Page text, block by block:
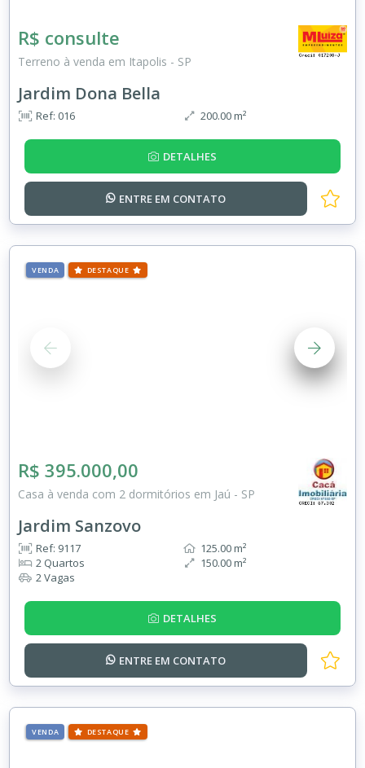
R$ consulte
Terreno à venda em Itapolis - SP
Jardim Dona Bella
Ref: 016 200.00 m²
DETALHES
ENTRE EM CONTATO
VENDA DESTAQUE
R$ 395.000,00
Casa à venda com 2 dormitórios em Jaú - SP
Jardim Sanzovo
Ref: 9117
2 Quartos
2 Vagas
125.00 m²
150.00 m²
DETALHES
ENTRE EM CONTATO
VENDA DESTAQUE